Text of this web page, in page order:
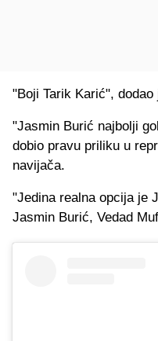
"Boji Tarik Karić", dodao
"Jasmin Burić najbolji
dobio pravu priliku u
navijača.
"Jedina realna opcija je
Jasmin Burić, Vedad